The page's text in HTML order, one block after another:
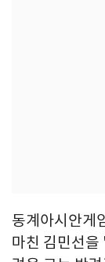
동계아시안게
마친 김민선